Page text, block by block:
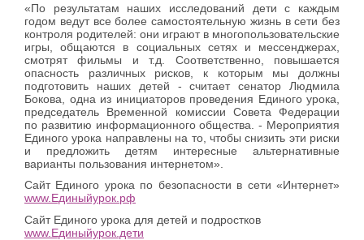
«По результатам наших исследований дети с каждым
годом ведут все более самостоятельную жизнь в сети без
контроля родителей: они играют в многопользовательские
игры, общаются в социальных сетях и мессенджерах,
смотрят фильмы и т.д. Соответственно, повышается
опасность различных рисков, к которым мы должны
подготовить наших детей - считает сенатор Людмила
Бокова, одна из инициаторов проведения Единого урока,
председатель Временной комиссии Совета Федерации
по развитию информационного общества. - Мероприятия
Единого урока направлены на то, чтобы снизить эти риски
и предложить детям интересные альтернативные
варианты пользования интернетом».
Сайт Единого урока по безопасности в сети «Интернет»
www.Единыйурок.рф
Сайт Единого урока для детей и подростков
www.Единыйурок.дети